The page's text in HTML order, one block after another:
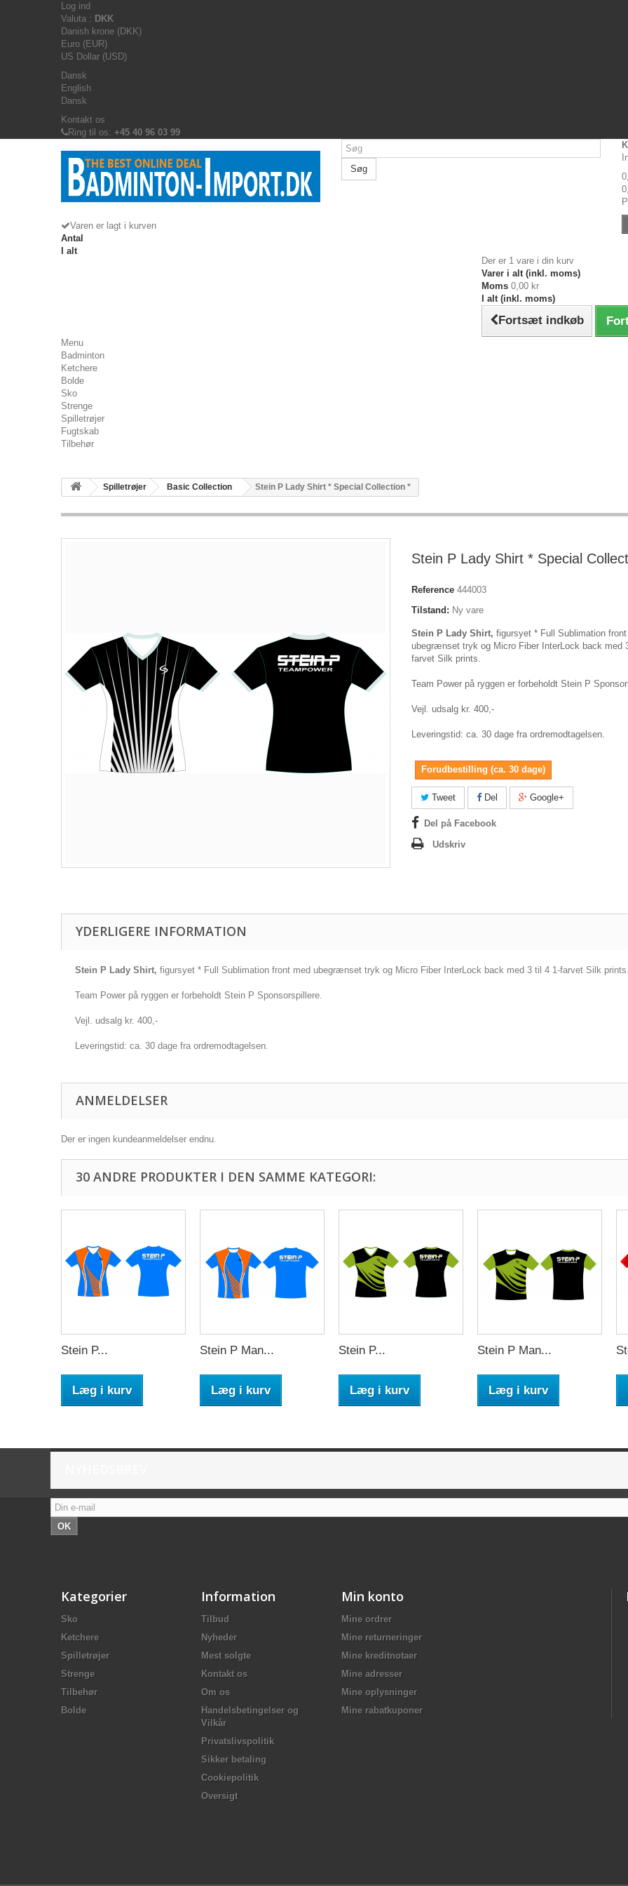
Log ind
Valuta : DKK
Danish krone (DKK)
Euro (EUR)
US Dollar (USD)
Dansk
English
Dansk
Kontakt os
Ring til os: +45 40 96 03 99
Søg
Varen er lagt i kurven
Antal
I alt
Der er 1 vare i din kurv
Varer i alt (inkl. moms)
Moms 0,00 kr
I alt (inkl. moms)
Fortsæt indkøb
Menu
Badminton
Ketchere
Bolde
Sko
Strenge
Spilletrøjer
Fugtskab
Tilbehør
Spilletrøjer Basic Collection Stein P Lady Shirt * Special Collection *
Stein P Lady Shirt * Special
Reference 444003
Tilstand: Ny vare
Stein P Lady Shirt, figursyet * Full Sublimation
ubegrænset tryk og Micro Fiber InterLock back med
farvet Silk prints.
Team Power på ryggen er forbeholdt Stein P
Vejl. udsalg kr. 400,-
Leveringstid: ca. 30 dage fra ordremodtagelsen.
Forudbestilling (ca. 30 dage)
Tweet Del Google+
Del på Facebook
Udskriv
YDERLIGERE INFORMATION
Stein P Lady Shirt, figursyet * Full Sublimation front med ubegrænset tryk og Micro Fiber InterLock back med 3 til 4 1-farvet Silk
Team Power på ryggen er forbeholdt Stein P Sponsorspillere.
Vejl. udsalg kr. 400,-
Leveringstid: ca. 30 dage fra ordremodtagelsen.
ANMELDELSER
Der er ingen kundeanmeldelser endnu.
30 ANDRE PRODUKTER I DEN SAMME KATEGORI:
Stein P...
Læg i kurv
Stein P Man...
Læg i kurv
Stein P...
Læg i kurv
Stein P Man...
Læg i kurv
OK
Kategorier
Sko
Ketchere
Spilletrøjer
Strenge
Tilbehør
Bolde
Information
Tilbud
Nyheder
Mest solgte
Kontakt os
Om os
Handelsbetingelser og
Vilkår
Privatslivspolitik
Sikker betaling
Cookiepolitik
Oversigt
Min konto
Mine ordrer
Mine returneringer
Mine kreditnotaer
Mine adresser
Mine oplysninger
Mine rabatkuponer